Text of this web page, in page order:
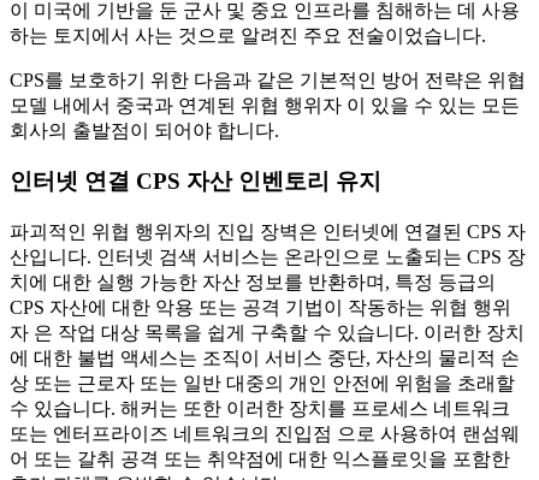
이 미국에 기반을 둔 군사 및 중요 인프라를 침해하는 데 사용
하는 토지에서 사는 것으로 알려진 주요 전술이었습니다.
CPS를 보호하기 위한 다음과 같은 기본적인 방어 전략은 위협
모델 내에서 중국과 연계된 위협 행위자 이 있을 수 있는 모든
회사의 출발점이 되어야 합니다.
인터넷 연결 CPS 자산 인벤토리 유지
파괴적인 위협 행위자의 진입 장벽은 인터넷에 연결된 CPS 자
산입니다. 인터넷 검색 서비스는 온라인으로 노출되는 CPS 장
치에 대한 실행 가능한 자산 정보를 반환하며, 특정 등급의
CPS 자산에 대한 악용 또는 공격 기법이 작동하는 위협 행위
자 은 작업 대상 목록을 쉽게 구축할 수 있습니다. 이러한 장치
에 대한 불법 액세스는 조직이 서비스 중단, 자산의 물리적 손
상 또는 근로자 또는 일반 대중의 개인 안전에 위험을 초래할
수 있습니다. 해커는 또한 이러한 장치를 프로세스 네트워크
또는 엔터프라이즈 네트워크의 진입점 으로 사용하여 랜섬웨
어 또는 갈취 공격 또는 취약점에 대한 익스플로잇을 포함한